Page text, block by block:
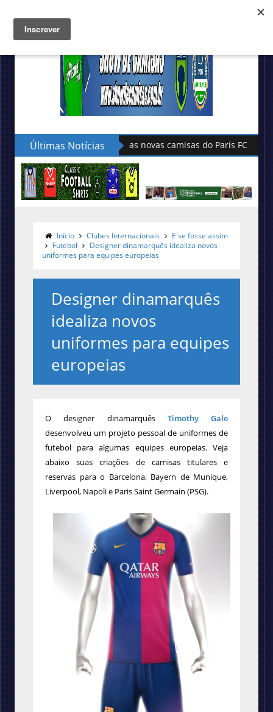
Últimas Notícias Hummel lança as novas camisas do Le
Início Clubes Internacionais
E se fosse assim
Futebol
Designer dinamarquês idealiza novos
uniformes para equipes europeias
Designer dinamarquês
idealiza novos
uniformes para equipes
europeias
O designer dinamarquês Timothy Gale
desenvolveu um projeto pessoal de uniformes de
futebol para algumas equipes europeias. Veja
abaixo suas criações de camisas titulares e
reservas para o Barcelona, Bayern de Munique,
Liverpool, Napoli e Paris Saint Germain (PSG).